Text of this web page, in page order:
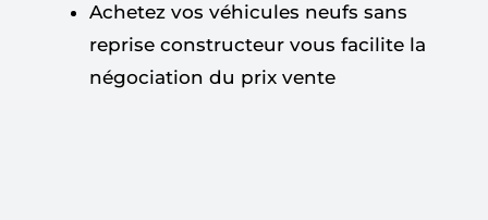
Achetez vos véhicules neufs sans
reprise constructeur vous facilite la
négociation du prix vente